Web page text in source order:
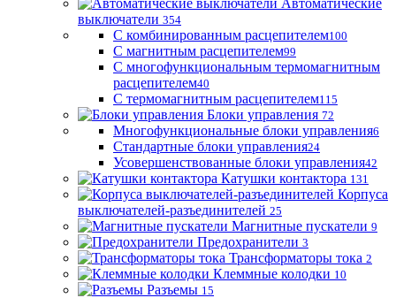
Автоматические
выключатели 354
С комбинированным расцепителем100
С магнитным расцепителем99
С многофункциональным термомагнитным
расцепителем40
С термомагнитным расцепителем115
Блоки управления 72
Многофункциональные блоки управления6
Стандартные блоки управления24
Усовершенствованные блоки управления42
Катушки контактора 131
Корпуса
выключателей-разъединителей 25
Магнитные пускатели 9
Предохранители 3
Трансформаторы тока 2
Клеммные колодки 10
Разъемы 15